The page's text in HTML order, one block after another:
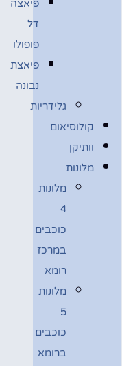
פיאצה
דל
פופולו
פיאצת
נבונה
גלידריות
קולוסיאום
וותיקן
מלונות
מלונות
4
כוכבים
במרכז
רומא
מלונות
5
כוכבים
ברומא